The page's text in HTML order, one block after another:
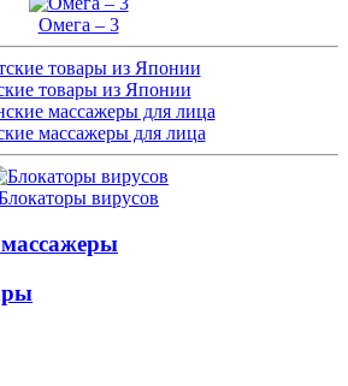
Омега – 3
товары из Японии
массажеры для лица
вирусов